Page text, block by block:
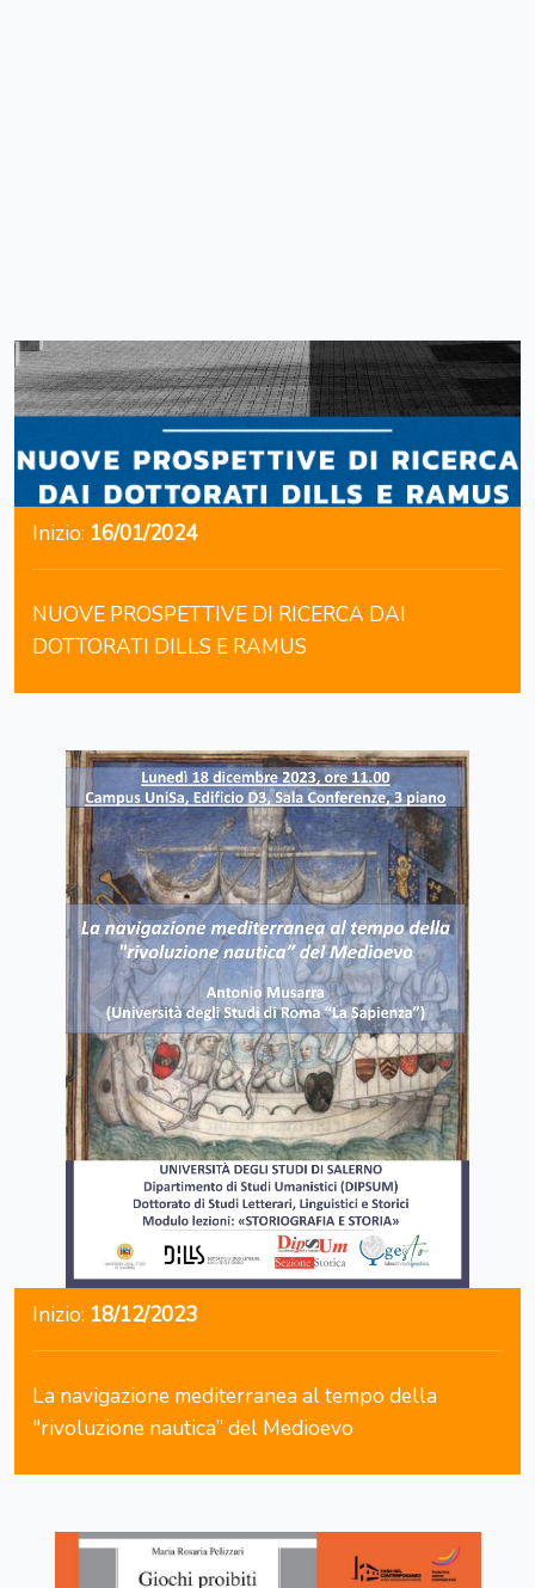
Inizio: 16/01/2024
NUOVE PROSPETTIVE DI RICERCA DAI
DOTTORATI DILLS E RAMUS
Inizio: 18/12/2023
La navigazione mediterranea al tempo della
"rivoluzione nautica” del Medioevo